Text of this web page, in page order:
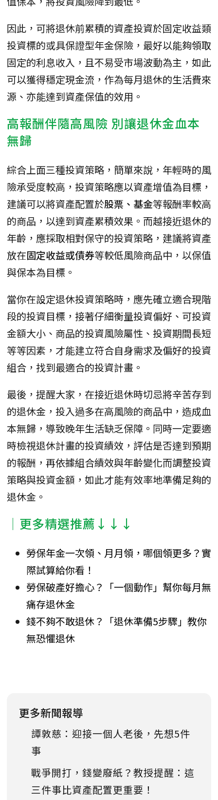
因此，可將退休前累積的資產投資於固定收益類
投資標的或具保證型年金保險，最好以能夠領取
固定的利息收入，且不易受市場波動為主，如此
可以獲得穩定現金流，作為每月退休的生活費來
源、亦能達到資產保值的效用。
高報酬伴隨高風險 別讓退休金血本
無歸
綜合上面三種投資策略，簡單來說，年輕時的風
險承受度較高，投資策略應以資產增值為目標，
建議可以將資產配置於股票、基金等報酬率較高
的商品，以達到資產累積效果。而越接近退休的
年齡，應採取相對保守的投資策略，建議將資產
放在固定收益或債券等較低風險商品中，以保值
與保本為目標。
當你在設定退休投資策略時，應先確立適合現階
段的投資目標，接著仔細衡量投資偏好、可投資
金額大小、商品的投資風險屬性、投資期間長短
等等因素，才能建立符合自身需求及偏好的投資
組合，找到最適合的投資計畫。
最後，提醒大家，在接近退休時切忌將辛苦存到
的退休金，投入過多在高風險的商品中，造成血
本無歸，導致晚年生活缺乏保障。同時一定要適
時檢視退休計畫的投資績效，評估是否達到預期
的報酬，再依據組合績效與年齡變化而調整投資
策略與投資金額，如此才能有效率地準備足夠的
退休金。
│更多精選推薦↓↓↓
勞保年金一次領、月月領，哪個領更多？實
際試算給你看！
勞保破產好擔心？「一個動作」幫你每月無
痛存退休金
錢不夠不敢退休？「退休準備5步驟」教你
無恐懼退休
更多新聞報導
譚敦慈：迎接一個人老後，先想5件
事
戰爭開打，錢變廢紙？教授提醒：這
三件事比資產配置更重要！